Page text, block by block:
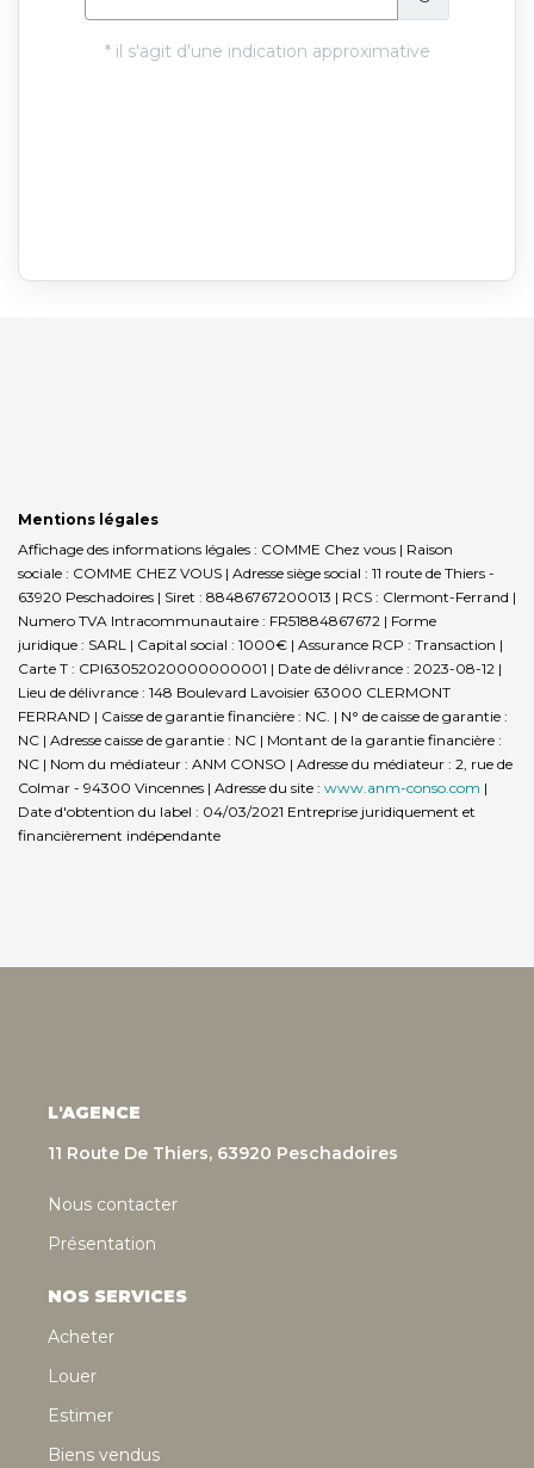
Mentions légales
Affichage des informations légales : COMME Chez vous | Raison
sociale : COMME CHEZ VOUS | Adresse siège social : 11 route de Thiers -
63920 Peschadoires | Siret : 88486767200013 | RCS : Clermont-Ferrand |
Numero TVA Intracommunautaire : FR51884867672 | Forme
juridique : SARL | Capital social : 1000€ | Assurance RCP : Transaction |
Carte T : CPI63052020000000001 | Date de délivrance : 2023-08-12 |
Lieu de délivrance : 148 Boulevard Lavoisier 63000 CLERMONT
FERRAND | Caisse de garantie financière : NC. | N° de caisse de garantie :
NC | Adresse caisse de garantie : NC | Montant de la garantie financière :
NC | Nom du médiateur : ANM CONSO | Adresse du médiateur : 2, rue de
Colmar - 94300 Vincennes | Adresse du site : www.anm-conso.com |
Date d'obtention du label : 04/03/2021 Entreprise juridiquement et
financièrement indépendante
L'AGENCE
11 Route De Thiers, 63920 Peschadoires
Nous contacter
Présentation
NOS SERVICES
Acheter
Louer
Estimer
Biens vendus